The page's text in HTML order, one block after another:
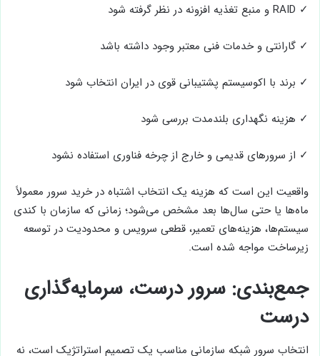
✓ RAID و منبع تغذیه افزونه در نظر گرفته شود
✓ گارانتی و خدمات فنی معتبر وجود داشته باشد
✓ برند با اکوسیستم پشتیبانی قوی در ایران انتخاب شود
✓ هزینه نگهداری بلندمدت بررسی شود
✓ از سرورهای قدیمی و خارج از چرخه فناوری استفاده نشود
واقعیت این است که هزینه یک انتخاب اشتباه در خرید سرور معمولاً
ماه‌ها یا حتی سال‌ها بعد مشخص می‌شود؛ زمانی که سازمان با کندی
سیستم‌ها، هزینه‌های تعمیر، قطعی سرویس و محدودیت در توسعه
زیرساخت مواجه شده است.
جمع‌بندی: سرور درست، سرمایه‌گذاری
درست
انتخاب سرور شبکه سازمانی مناسب یک تصمیم استراتژیک است، نه